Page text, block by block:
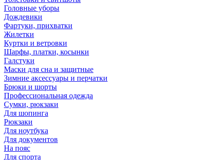
Головные уборы
Дождевики
Фартуки, прихватки
Жилетки
Куртки и ветровки
Шарфы, платки, косынки
Галстуки
Маски для сна и защитные
Зимние аксессуары и перчатки
Брюки и шорты
Профессиональная одежда
Сумки, рюкзаки
Для шопинга
Рюкзаки
Для ноутбука
Для документов
На пояс
Для спорта